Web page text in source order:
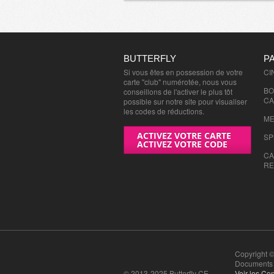
BUTTERFLY
Si vous êtes en possession de votre
carte "club" numérotée, nous vous
conseillons de l'activer le plus tôt
possible sur notre site pour visualiser
les codes de réductions.
ACTIVEZ VOTRE CARTE
ACTIVEZ VOTRE CODE
Copyright